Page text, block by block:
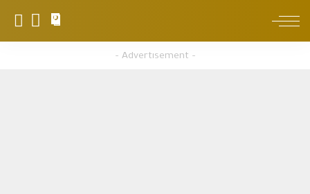
0
– Advertisement –